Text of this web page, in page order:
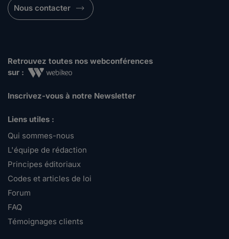
Nous contacter
Retrouvez toutes nos webconférences
sur :
Inscrivez-vous à notre Newsletter
Liens utiles :
Qui sommes-nous
L'équipe de rédaction
Principes éditoriaux
Codes et articles de loi
Forum
FAQ
Témoignages clients